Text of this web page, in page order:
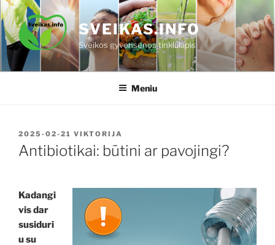
Eiti
prie
turinio
SVEIKAS.INFO
Sveikos gyvensenos tinklalapis
Meniu
PASKELBTA
2025-02-21 VIKTORIJA
Antibiotikai: būtini ar pavojingi?
Kadangi
vis dar
susiduri
u su